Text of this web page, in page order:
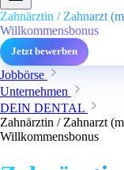
Zahnärztin / Zahnarzt
Willkommensbonus
Jetzt bewerben
Jobbörse
Unternehmen
DEIN DENTAL
Zahnärztin / Zahnarzt
Willkommensbonus